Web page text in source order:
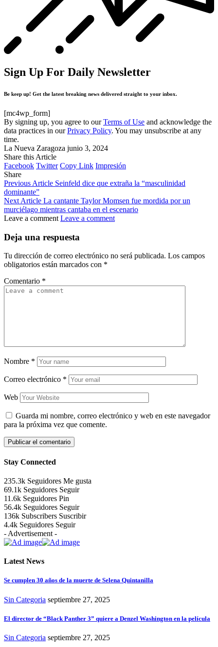
Sign Up For Daily Newsletter
Be keep up! Get the latest breaking news delivered straight to your inbox.
[mc4wp_form]
By signing up, you agree to ourTerms of Use and acknowledge the
data practices in ourPrivacy Policy. You may unsubscribe at any
time.
La Nueva Zaragoza junio 3, 2024
Share this Article
Facebook Twitter Copy Link Impresión
Share
Previous Article Seinfeld dice que extraña la “masculinidad
dominante”
Next Article La cantante Taylor Momsen fue mordida por un
murciélago mientras cantaba en el escenario
Leave a comment Leave a comment
Deja una respuesta
Tu dirección de correo electrónico no será publicada. Los campos
obligatorios están marcados con *
Comentario *
Nombre *
Correo electrónico *
Web
Guarda mi nombre, correo electrónico y web en este navegador
para la próxima vez que comente.
Stay Connected
235.3k Seguidores Me gusta
69.1k Seguidores Seguir
11.6k Seguidores Pin
56.4k Seguidores Seguir
136k Subscribers Suscribir
4.4k Seguidores Seguir
- Advertisement -
Latest News
Se cumplen 30 años de la muerte de Selena Quintanilla
Sin Categoria septiembre 27, 2025
El director de “Black Panther 3” quiere a Denzel Washington en la película
Sin Categoria septiembre 27, 2025